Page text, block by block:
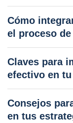
Cómo
el proceso
Claves para
efectivo en
Consejos
en tus